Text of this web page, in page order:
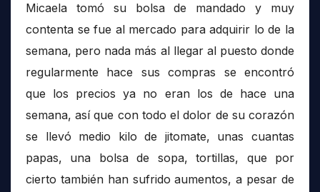
Micaela tomó su bolsa de mandado y muy
contenta se fue al mercado para adquirir lo de la
semana, pero nada más al llegar al puesto donde
regularmente hace sus compras se encontró
que los precios ya no eran los de hace una
semana, así que con todo el dolor de su corazón
se llevó medio kilo de jitomate, unas cuantas
papas, una bolsa de sopa, tortillas, que por
cierto también han sufrido aumentos, a pesar de